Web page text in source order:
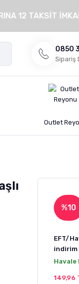
12 TAKSİT
0850
Sipariş
Outlet
%10
EFT/
indirim
Havale
149,96